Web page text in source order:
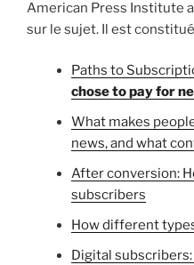
American Press Institute
sur le sujet. Il est constitué
Paths to
chose to pay for
What makes
news, and what
After conversion:
subscribers
How different
Digital